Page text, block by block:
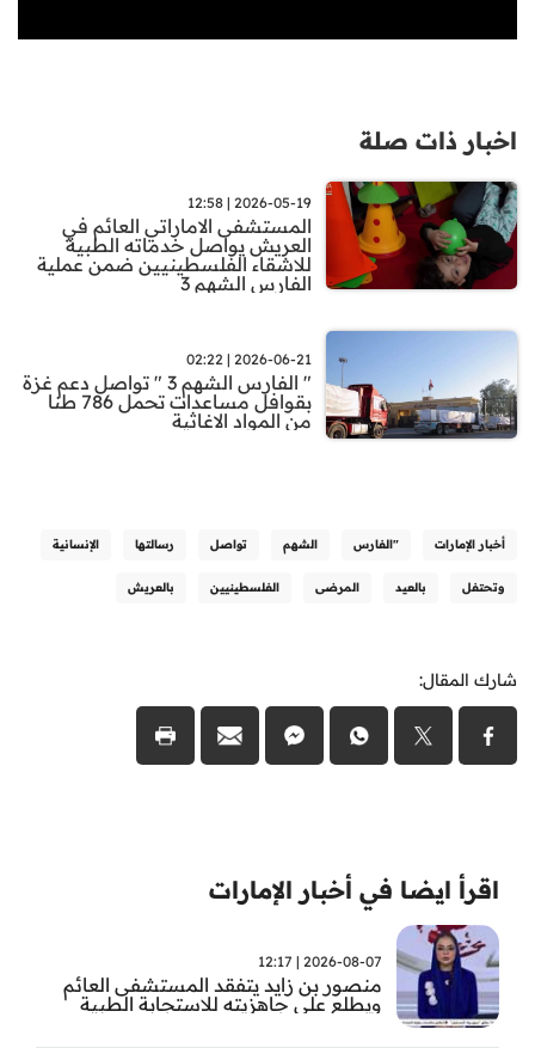
اخبار ذات صلة
2026-05-19 | 12:58
المستشفى الاماراتي العائم في
العريش يواصل خدماته الطبية
للاشقاء الفلسطينيين ضمن عملية
الفارس الشهم 3
2026-06-21 | 02:22
" الفارس الشهم 3 " تواصل دعم غزة
بقوافل مساعدات تحمل 786 طنا
من المواد الاغاثية
أخبار الإمارات "الفارس الشهم تواصل رسالتها الإنسانية
وتحتفل بالعيد المرضى الفلسطينيين بالعريش
شارك المقال:
اقرأ ايضا في أخبار الإمارات
2026-08-07 | 12:17
منصور بن زايد يتفقد المستشفى العائم
ويطلع على جاهزيته للاستجابة الطبية